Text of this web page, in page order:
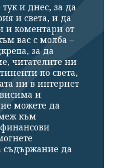
и днес, за да
и света, и да
и коментари от
вас с молба –
за да
читателите ни
по света,
ни в интернет
и
можете да
към
съдържание да